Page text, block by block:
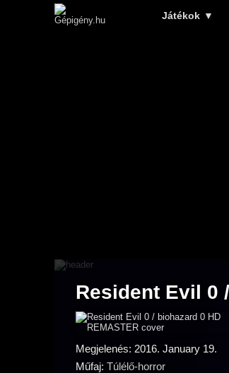
Játékok ▼
Resident Evil 0
Megjelenés: 2016. January 19.
Műfaj: Túlélő-horror